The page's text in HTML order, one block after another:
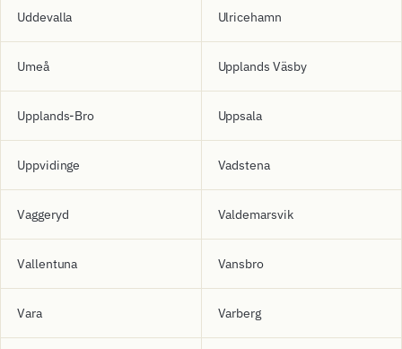
Uddevalla Ulricehamn
Umeå Upplands Väsby
Upplands-Bro Uppsala
Uppvidinge Vadstena
Vaggeryd Valdemarsvik
Vallentuna Vansbro
Vara Varberg